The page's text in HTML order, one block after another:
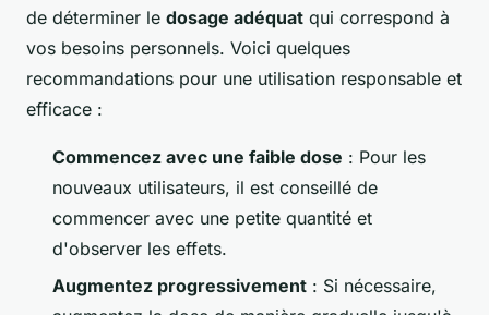
de déterminer le dosage adéquat qui correspond à
vos besoins personnels. Voici quelques
recommandations pour une utilisation responsable et
efficace :
Commencez avec une faible dose : Pour les
nouveaux utilisateurs, il est conseillé de
commencer avec une petite quantité et
d'observer les effets.
Augmentez progressivement : Si nécessaire,